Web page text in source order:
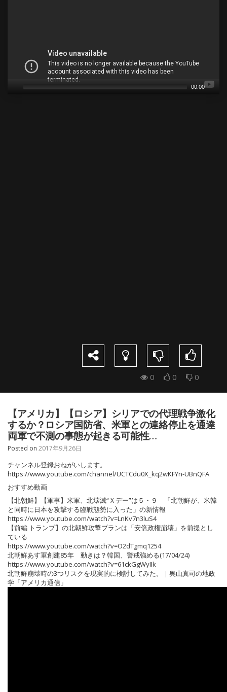
00:00
0 0 0
【アメリカ】【ロシア】シリアでの代理戦争激化
するか？ロシア国防省、米軍との連絡停止を通達
両軍で不測の事態が起きる可能性…
Posted on 2017年9月26日
チャンネル登録おねがいします。
https://www.youtube.com/channel/UCTCdu0X_kq2wKFYn-UBnQFA
おすすめ動画
【北朝鮮】【軍事】米軍、北壊滅“Ｘデー”は５・９ 「北朝鮮が、米韓
と同時に日本を攻撃する臨戦態勢に入った」の新情報
https://www.youtube.com/watch?v=LnKv7n3luS4
【前編 トランプ】の北朝鮮攻撃プランは「安倍政権崩壊」を前提とし
ている
https://www.youtube.com/watch?v=O2dTgmq1254
北朝鮮あす軍創建85年 動きは？韓国、警戒強める(17/04/24)
https://www.youtube.com/watch?v=61ckGgWyIIk
北朝鮮崩壊時の3つリスクを現実的に検討してみた。｜奥山真司の地政
学「アメリカ通信」